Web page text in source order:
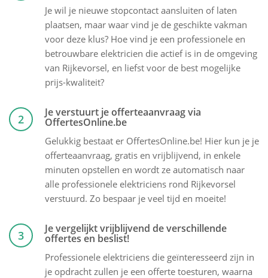
Je wil je nieuwe stopcontact aansluiten of laten
plaatsen, maar waar vind je de geschikte vakman
voor deze klus? Hoe vind je een professionele en
betrouwbare elektricien die actief is in de omgeving
van Rijkevorsel, en liefst voor de best mogelijke
prijs-kwaliteit?
2 Je verstuurt je offerteaanvraag via
OffertesOnline.be
Gelukkig bestaat er OffertesOnline.be! Hier kun je je
offerteaanvraag, gratis en vrijblijvend, in enkele
minuten opstellen en wordt ze automatisch naar
alle professionele elektriciens rond Rijkevorsel
verstuurd. Zo bespaar je veel tijd en moeite!
3 Je vergelijkt vrijblijvend de verschillende
offertes en beslist!
Professionele elektriciens die geïnteresseerd zijn in
je opdracht zullen je een offerte toesturen, waarna